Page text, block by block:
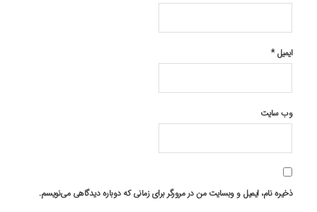
ایمیل*
وب‌ سایت
ذخیره نام، ایمیل و وبسایت من در مرورگر برای زمانی که دوباره دیدگاهی می‌نویسم.